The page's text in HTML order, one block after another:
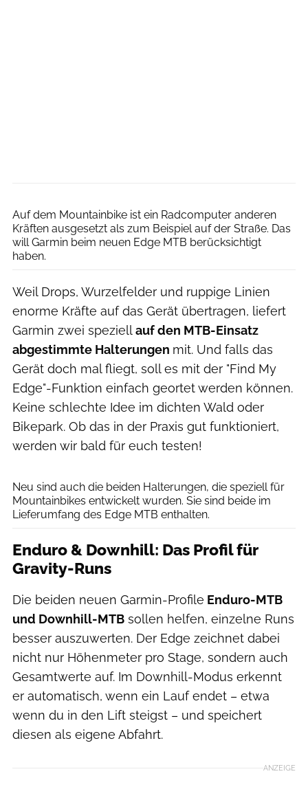
Auf dem Mountainbike ist ein Radcomputer anderen
Kräften ausgesetzt als zum Beispiel auf der Straße. Das
will Garmin beim neuen Edge MTB berücksichtigt
haben.
Weil Drops, Wurzelfelder und ruppige Linien
enorme Kräfte auf das Gerät übertragen, liefert
Garmin zwei speziellauf den MTB-Einsatz
abgestimmte Halterungen mit. Und falls das
Gerät doch mal fliegt, soll es mit der "Find My
Edge"-Funktion einfach geortet werden können.
Keine schlechte Idee im dichten Wald oder
Bikepark. Ob das in der Praxis gut funktioniert,
werden wir bald für euch testen!
Neu sind auch die beiden Halterungen, die speziell für
Mountainbikes entwickelt wurden. Sie sind beide im
Lieferumfang des Edge MTB enthalten.
Enduro & Downhill: Das Profil für
Gravity-Runs
Die beiden neuen Garmin-Profile Enduro-MTB
und Downhill-MTB sollen helfen, einzelne Runs
besser auszuwerten. Der Edge zeichnet dabei
nicht nur Höhenmeter pro Stage, sondern auch
Gesamtwerte auf. Im Downhill-Modus erkennt
er automatisch, wenn ein Lauf endet – etwa
wenn du in den Lift steigst – und speichert
diesen als eigene Abfahrt.
ANZEIGE